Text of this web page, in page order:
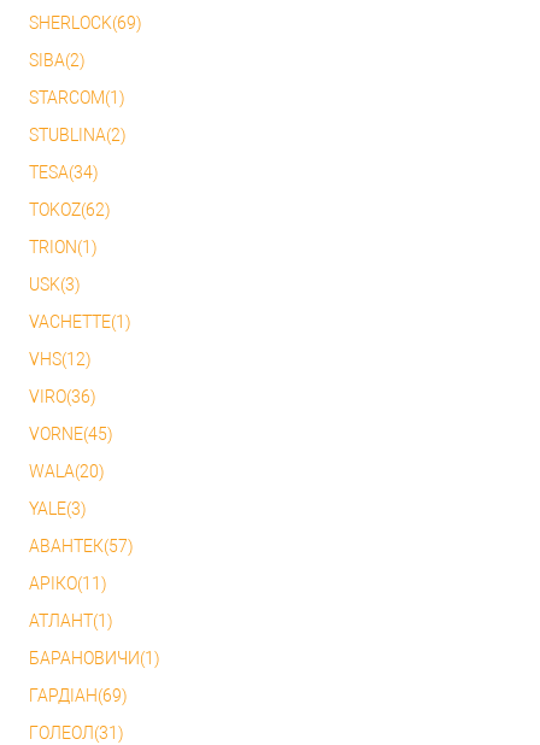
SHERLOCK(69)
SIBA(2)
STARCOM(1)
STUBLINA(2)
TESA(34)
TOKOZ(62)
TRION(1)
USK(3)
VACHETTE(1)
VHS(12)
VIRO(36)
VORNE(45)
WALA(20)
YALE(3)
АВАНТЕК(57)
АРІКО(11)
АТЛАНТ(1)
БАРАНОВИЧИ(1)
ГАРДІАН(69)
ГОЛЕОЛ(31)